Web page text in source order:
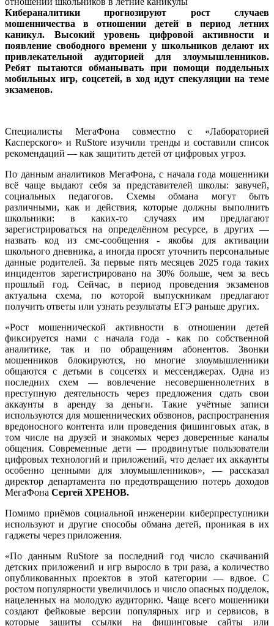
Кибераналитики прогнозируют рост случаев
мошенничества в отношении детей в период летних
каникул. Высокий уровень цифровой активности и
появление свободного времени у школьников делают их
привлекательной аудиторией для злоумышленников.
Ребят пытаются обманывать при помощи поддельных
мобильных игр, соцсетей, в ход идут спекуляции на теме
экзаменов.
Специалисты МегаФона совместно с «Лабораторией
Касперского» и RuStore изучили тренды и составили список
рекомендаций — как защитить детей от цифровых угроз.
По данным аналитиков МегаФона, с начала года мошенники
всё чаще выдают себя за представителей школы: завучей,
социальных педагогов. Схемы обмана могут быть
различными, как и действия, которые должны выполнить
школьники: в каких-то случаях им предлагают
зарегистрироваться на определённом ресурсе, в других —
назвать код из смс-сообщения - якобы для активации
школьного дневника, а иногда просят уточнить персональные
данные родителей. За первые пять месяцев 2025 года таких
инцидентов зарегистрировано на 30% больше, чем за весь
прошлый год. Сейчас, в период проведения экзаменов
актуальна схема, по которой выпускникам предлагают
получить ответы или узнать результаты ЕГЭ раньше других.
«Рост мошеннической активности в отношении детей
фиксируется нами с начала года - как по собственной
аналитике, так и по обращениям абонентов. Звонки
мошенников блокируются, но многие злоумышленники
общаются с детьми в соцсетях и мессенджерах. Одна из
последних схем — вовлечение несовершеннолетних в
преступную деятельность через предложения сдать свои
аккаунты в аренду за деньги. Такие учётные записи
используются для мошеннических обзвонов, распространения
вредоносного контента или проведения фишинговых атак, в
том числе на друзей и знакомых через доверенные каналы
общения. Современные дети — продвинутые пользователи
цифровых технологий и приложений, что делает их аккаунты
особенно ценными для злоумышленников», — рассказал
директор департамента по предотвращению потерь доходов
МегаФона Сергей ХРЕНОВ.
Помимо приёмов социальной инженерии киберпреступники
используют и другие способы обмана детей, проникая в их
гаджеты через приложения.
«По данным RuStore за последний год число скачиваний
детских приложений и игр выросло в три раза, а количество
опубликованных проектов в этой категории — вдвое. С
ростом популярности увеличилось и число опасных подделок,
нацеленных на молодую аудиторию. Чаще всего мошенники
создают фейковые версии популярных игр и сервисов, в
которые зашиты ссылки на фишинговые сайты или